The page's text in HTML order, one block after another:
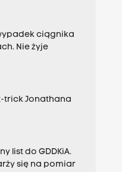
ciągnika
Nie żyje
trick Jonathana
list do GDDKiA.
się na pomiar